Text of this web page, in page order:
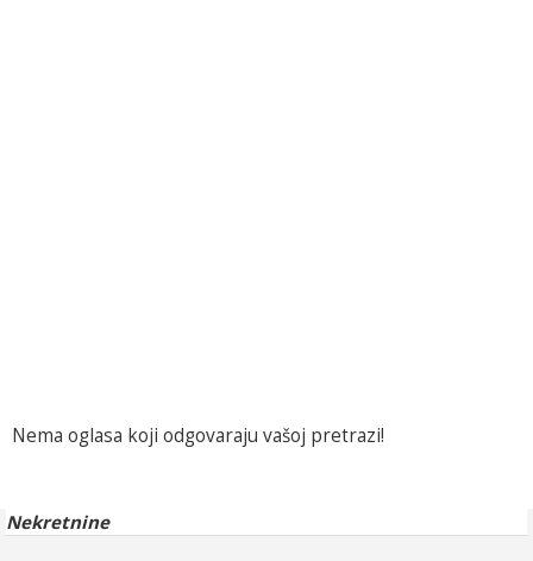
Nema oglasa koji odgovaraju vašoj pretrazi!
Nekretnine